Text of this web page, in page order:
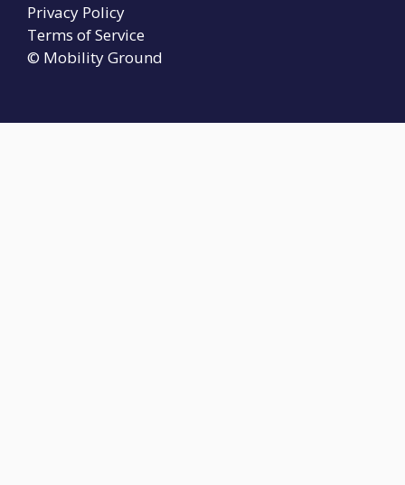
© Mobility Ground
Privacy Policy
Terms of Service